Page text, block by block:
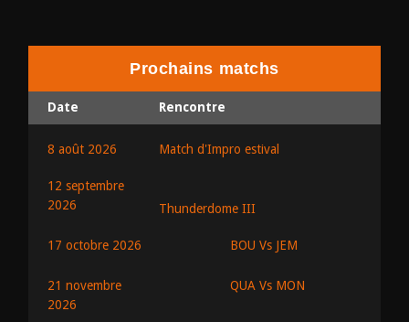
Prochains matchs
Date Rencontre
8 août 2026 Match d'Impro estival
12 septembre
2026
Thunderdome III
17 octobre 2026 BOU Vs JEM
21 novembre
2026
QUA Vs MON